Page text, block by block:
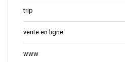
trip
vente en ligne
www